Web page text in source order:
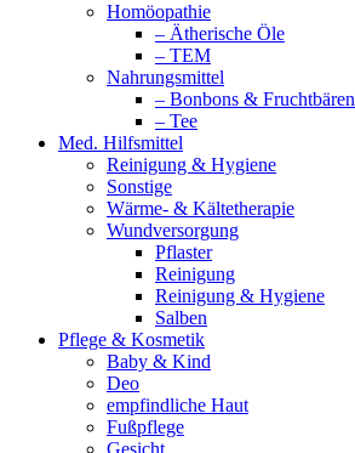
Homöopathie
– Ätherische Öle
– TEM
Nahrungsmittel
– Bonbons & Fruchtbären
– Tee
Med. Hilfsmittel
Reinigung & Hygiene
Sonstige
Wärme- & Kältetherapie
Wundversorgung
Pflaster
Reinigung
Reinigung & Hygiene
Salben
Pflege & Kosmetik
Baby & Kind
Deo
empfindliche Haut
Fußpflege
Gesicht